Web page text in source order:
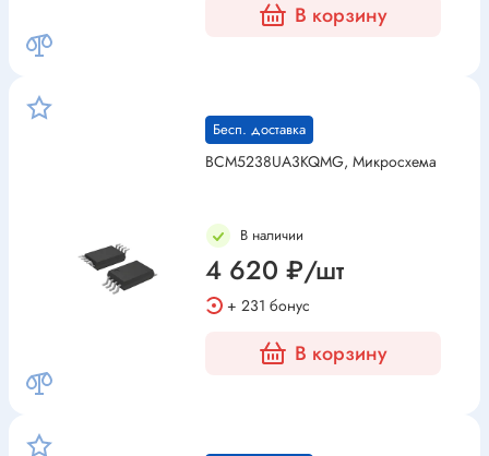
В корзину
Бесп. доставка
BCM5238UA3KQMG, Микросхема
В наличии
4 620 ₽/шт
+ 231 бонус
В корзину